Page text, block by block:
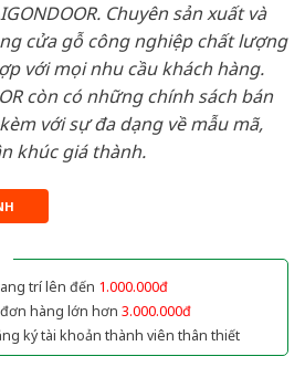
Chuyên sản xuất và
cửa gỗ công nghiệp chất lượng
với mọi nhu cầu khách hàng.
còn có những chính sách bán
với sự đa dạng về mẫu mã,
khúc giá thành.
trí lên đến 1.000.000đ
hàng lớn hơn 3.000.000đ
ký tài khoản thành viên thân thiết